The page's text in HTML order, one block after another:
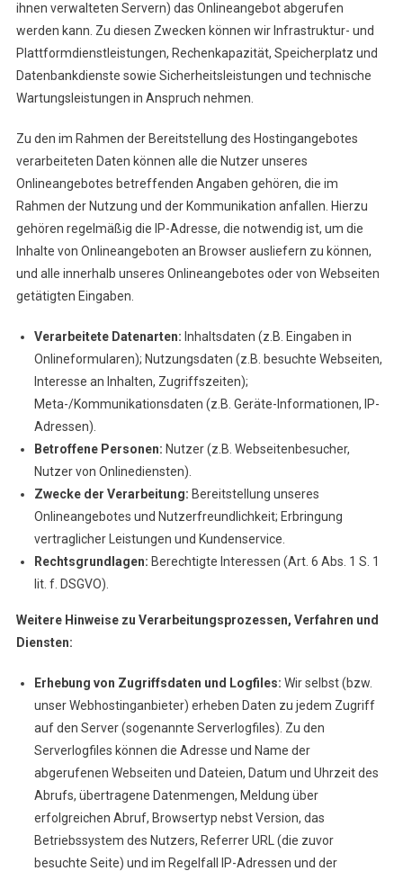
ihnen verwalteten Servern) das Onlineangebot abgerufen
werden kann. Zu diesen Zwecken können wir Infrastruktur- und
Plattformdienstleistungen, Rechenkapazität, Speicherplatz und
Datenbankdienste sowie Sicherheitsleistungen und technische
Wartungsleistungen in Anspruch nehmen.
Zu den im Rahmen der Bereitstellung des Hostingangebotes
verarbeiteten Daten können alle die Nutzer unseres
Onlineangebotes betreffenden Angaben gehören, die im
Rahmen der Nutzung und der Kommunikation anfallen. Hierzu
gehören regelmäßig die IP-Adresse, die notwendig ist, um die
Inhalte von Onlineangeboten an Browser ausliefern zu können,
und alle innerhalb unseres Onlineangebotes oder von Webseiten
getätigten Eingaben.
Verarbeitete Datenarten: Inhaltsdaten (z.B. Eingaben in
Onlineformularen); Nutzungsdaten (z.B. besuchte Webseiten,
Interesse an Inhalten, Zugriffszeiten);
Meta-/Kommunikationsdaten (z.B. Geräte-Informationen, IP-
Adressen).
Betroffene Personen: Nutzer (z.B. Webseitenbesucher,
Nutzer von Onlinediensten).
Zwecke der Verarbeitung: Bereitstellung unseres
Onlineangebotes und Nutzerfreundlichkeit; Erbringung
vertraglicher Leistungen und Kundenservice.
Rechtsgrundlagen: Berechtigte Interessen (Art. 6 Abs. 1 S. 1
lit. f. DSGVO).
Weitere Hinweise zu Verarbeitungsprozessen, Verfahren und
Diensten:
Erhebung von Zugriffsdaten und Logfiles: Wir selbst (bzw.
unser Webhostinganbieter) erheben Daten zu jedem Zugriff
auf den Server (sogenannte Serverlogfiles). Zu den
Serverlogfiles können die Adresse und Name der
abgerufenen Webseiten und Dateien, Datum und Uhrzeit des
Abrufs, übertragene Datenmengen, Meldung über
erfolgreichen Abruf, Browsertyp nebst Version, das
Betriebssystem des Nutzers, Referrer URL (die zuvor
besuchte Seite) und im Regelfall IP-Adressen und der